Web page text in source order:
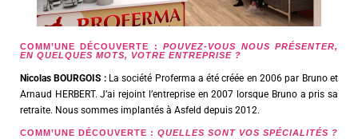
COMM’UNE DÉCOUVERTE :
POUVEZ-VOUS NOUS PRÉSENTER,
EN QUELQUES MOTS, VOTRE ENTREPRISE ?
Nicolas BOURGOIS :La société Proferma a été créée en 2006 par Bruno et
Arnaud HERBERT. J’ai rejoint l’entreprise en 2007 lorsque Bruno a pris sa
retraite. Nous sommes implantés à Asfeld depuis 2012.
COMM’UNE DÉCOUVERTE : QUELLES SONT VOS SPÉCIALITÉS ?